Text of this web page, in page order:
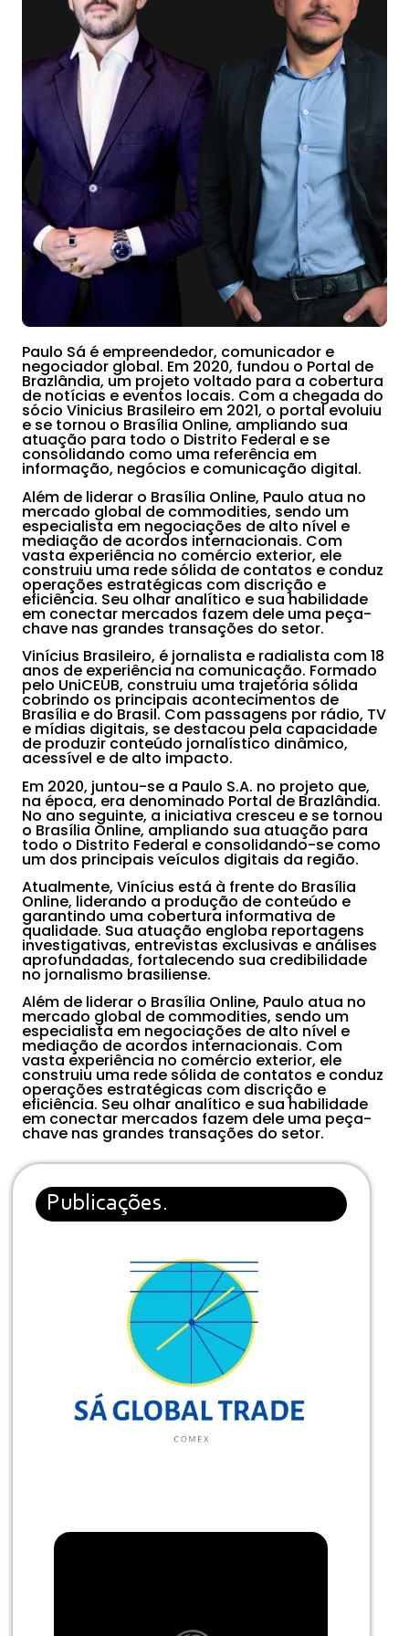
Paulo Sá é empreendedor, comunicador e
negociador global. Em 2020, fundou o Portal de
Brazlândia, um projeto voltado para a cobertura
de notícias e eventos locais. Com a chegada do
sócio Vinicius Brasileiro em 2021, o portal evoluiu
e se tornou o Brasília Online, ampliando sua
atuação para todo o Distrito Federal e se
consolidando como uma referência em
informação, negócios e comunicação digital.
Além de liderar o Brasília Online, Paulo atua no
mercado global de commodities, sendo um
especialista em negociações de alto nível e
mediação de acordos internacionais. Com
vasta experiência no comércio exterior, ele
construiu uma rede sólida de contatos e conduz
operações estratégicas com discrição e
eficiência. Seu olhar analítico e sua habilidade
em conectar mercados fazem dele uma peça-
chave nas grandes transações do setor.
Vinícius Brasileiro, é jornalista e radialista com 18
anos de experiência na comunicação. Formado
pelo UniCEUB, construiu uma trajetória sólida
cobrindo os principais acontecimentos de
Brasília e do Brasil. Com passagens por rádio, TV
e mídias digitais, se destacou pela capacidade
de produzir conteúdo jornalístico dinâmico,
acessível e de alto impacto.
Em 2020, juntou-se a Paulo S.A. no projeto que,
na época, era denominado Portal de Brazlândia.
No ano seguinte, a iniciativa cresceu e se tornou
o Brasília Online, ampliando sua atuação para
todo o Distrito Federal e consolidando-se como
um dos principais veículos digitais da região.
Atualmente, Vinícius está à frente do Brasília
Online, liderando a produção de conteúdo e
garantindo uma cobertura informativa de
qualidade. Sua atuação engloba reportagens
investigativas, entrevistas exclusivas e análises
aprofundadas, fortalecendo sua credibilidade
no jornalismo brasiliense.
Além de liderar o Brasília Online, Paulo atua no
mercado global de commodities, sendo um
especialista em negociações de alto nível e
mediação de acordos internacionais. Com
vasta experiência no comércio exterior, ele
construiu uma rede sólida de contatos e conduz
operações estratégicas com discrição e
eficiência. Seu olhar analítico e sua habilidade
em conectar mercados fazem dele uma peça-
chave nas grandes transações do setor.
Publicações.